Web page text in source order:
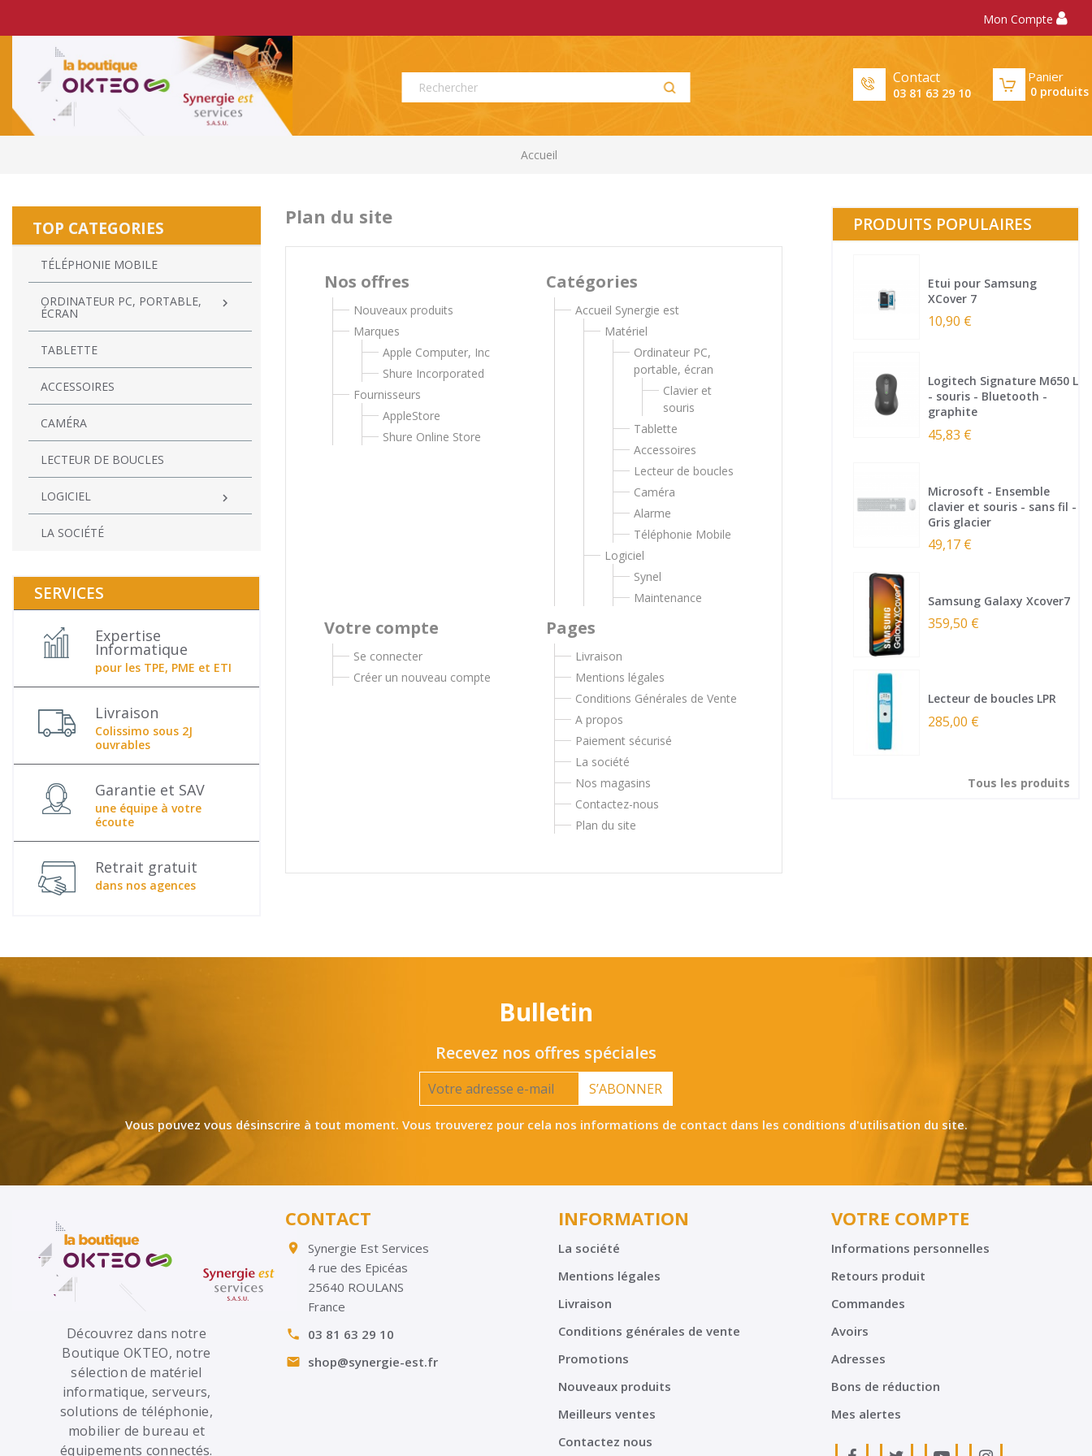
Mon Compte
Panier
0 produits
Contact
03 81 63 29 10
Accueil
TOP CATEGORIES
TÉLÉPHONIE MOBILE

ORDINATEUR PC, PORTABLE,
ÉCRAN
TABLETTE
ACCESSOIRES
CAMÉRA
LECTEUR DE BOUCLES

LOGICIEL
LA SOCIÉTÉ
SERVICES
Expertise
Informatique
pour les TPE, PME et ETI
Livraison
Colissimo sous 2J
ouvrables
Garantie et SAV
une équipe à votre
écoute
Retrait gratuit
dans nos agences
Plan du site
Nos offres
Nouveaux produits
Marques
Apple Computer, Inc
Shure Incorporated
Fournisseurs
AppleStore
Shure Online Store
Catégories
Accueil Synergie est
Matériel
Ordinateur PC,
portable, écran
Clavier et
souris
Tablette
Accessoires
Lecteur de boucles
Caméra
Alarme
Téléphonie Mobile
Logiciel
Synel
Maintenance
Votre compte
Se connecter
Créer un nouveau compte
Pages
Livraison
Mentions légales
Conditions Générales de Vente
A propos
Paiement sécurisé
La société
Nos magasins
Contactez-nous
Plan du site
PRODUITS POPULAIRES
Etui pour Samsung
XCover 7
10,90 €
Logitech Signature M650 L
- souris - Bluetooth -
graphite
45,83 €
Microsoft - Ensemble
clavier et souris - sans fil -
Gris glacier
49,17 €
Samsung Galaxy Xcover7
359,50 €
Lecteur de boucles LPR
285,00 €
Tous les produits
Bulletin
Recevez nos offres spéciales
S’ABONNER
Vous pouvez vous désinscrire à tout moment. Vous trouverez pour cela nos informations de contact dans les conditions d'utilisation du site.
Découvrez dans notre
Boutique OKTEO, notre
sélection de matériel
informatique, serveurs,
solutions de téléphonie,
mobilier de bureau et
équipements connectés.
CONTACT

Synergie Est Services
4 rue des Epicéas
25640 ROULANS
France
 03 81 63 29 10
 shop@synergie-est.fr
INFORMATION
La société
Mentions légales
Livraison
Conditions générales de vente
Promotions
Nouveaux produits
Meilleurs ventes
Contactez nous
VOTRE COMPTE
Informations personnelles
Retours produit
Commandes
Avoirs
Adresses
Bons de réduction
Mes alertes